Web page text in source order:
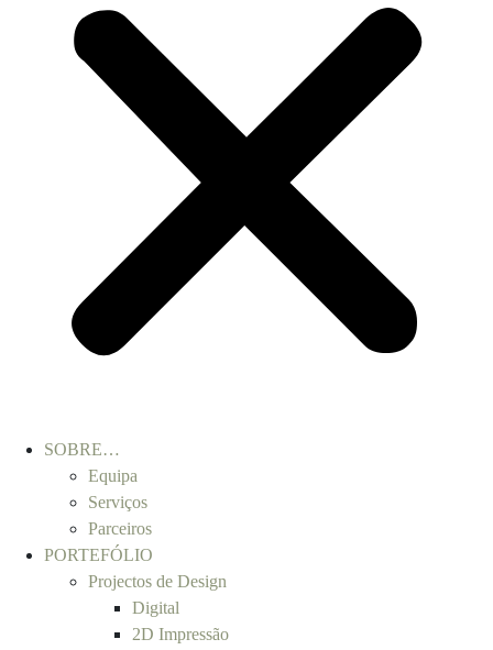
SOBRE…
Equipa
Serviços
Parceiros
PORTEFÓLIO
Projectos de Design
Digital
2D Impressão